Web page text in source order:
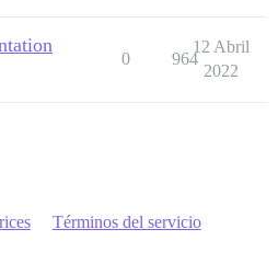
0 964
12 Abril
2022
Términos del servicio